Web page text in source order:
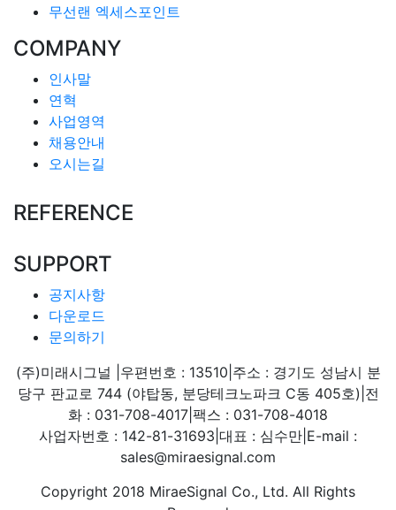
무선랜 엑세스포인트
COMPANY
인사말
연혁
사업영역
채용안내
오시는길
REFERENCE
SUPPORT
공지사항
다운로드
문의하기
(주)미래시그널
우편번호 : 13510 주소 : 경기도 성남시 분
당구 판교로 744 (야탑동, 분당테크노파크 C동 405호) 전
화 : 031-708-4017 팩스 : 031-708-4018
사업자번호 : 142-81-31693 대표 : 심수만 E-mail :
sales@miraesignal.com
Copyright 2018 MiraeSignal Co., Ltd. All Rights